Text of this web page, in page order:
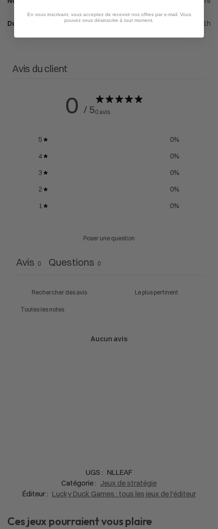
Durée d'une partie 30min à 1h
Avis du client
0 / 50 avis
5 0%
4
0%
3
0%
2
0%
1
0%
Poser une question
Avis 0 Questions 0
Aucun avis
UGS : NLLEAF
Catégorie : Jeux de stratégie
Éditeur : Lucky Duck Games : tous les jeux de l'éditeur
Ces jeux pourraient vous plaire
En vous inscrivant, vous acceptez de recevoir nos offres par e-mail. Vous
pouvez vous désinscrire à tout moment.